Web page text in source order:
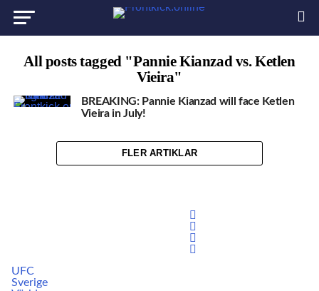
All posts tagged "Pannie Kianzad vs. Ketlen
Vieira"
BREAKING: Pannie Kianzad will face Ketlen
Vieira in July!
FLER ARTIKLAR
UFC
Sverige